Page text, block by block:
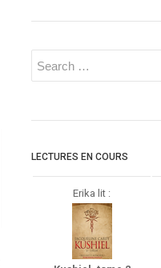
LECTURES EN COURS
Erika lit :